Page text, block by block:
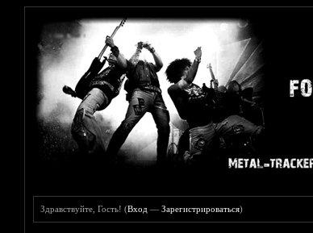
Здравствуйте, Гость! (Вход —Зарегистрироваться)